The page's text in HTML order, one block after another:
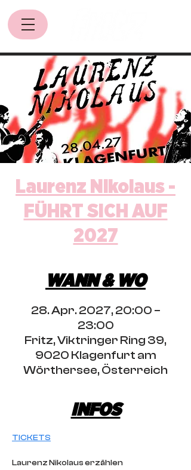
Laurenz Nikolaus -
FÜHRT SICH AUF
2027
WANN & WO
28. Apr. 2027, 20:00 –
23:00
Fritz, Viktringer Ring 39,
9020 Klagenfurt am
Wörthersee, Österreich
INFOS
TICKETS
Laurenz Nikolaus erzählen